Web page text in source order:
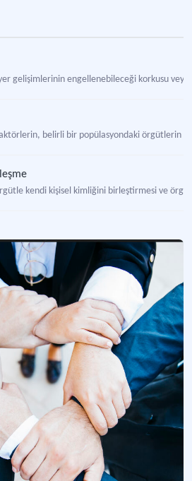
gelişimlerinin engellenebileceği korkusu
belirli bir popülasyondaki örgütlerin
kendi kişisel kimliğini birleştirmesi ve